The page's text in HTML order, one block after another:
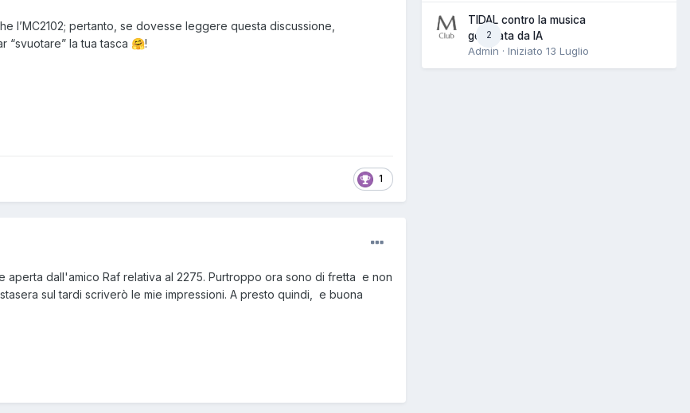
l’MC2102; pertanto, se dovesse leggere questa discussione,
“svuotare” la tua tasca 🤗!
1
aperta dall'amico Raf relativa al 2275. Purtroppo ora sono di fretta e non
sul tardi scriverò le mie impressioni. A presto quindi, e buona
2
TIDAL contro la musica
generata da IA
Admin · Iniziato 13 Luglio